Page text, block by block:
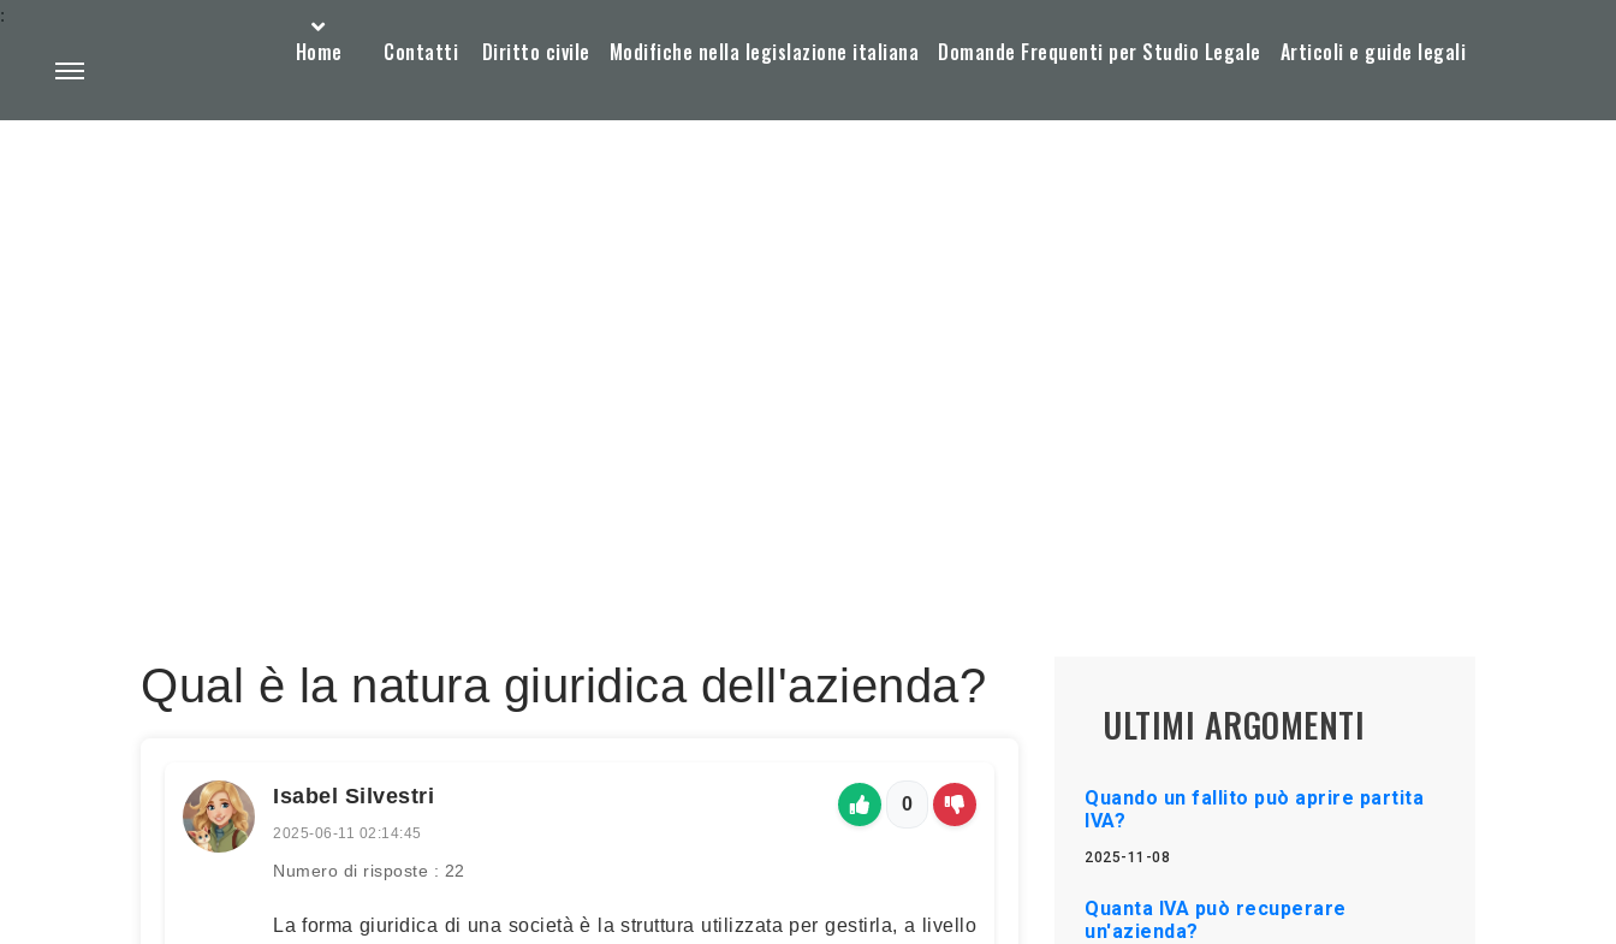
Home Contatti Diritto civile Modifiche nella legislazione italiana Domande Frequenti per Studio Legale Articoli e guide legali
:
Qual è la natura giuridica dell'azienda?
Isabel Silvestri
2025-06-11 02:14:45
Numero di risposte : 22
0
La forma giuridica di una società è la struttura utilizzata per gestirla, a livello
ULTIMI ARGOMENTI
Quando un fallito può aprire partita
IVA?
2025-11-08
Quanta IVA può recuperare
un'azienda?